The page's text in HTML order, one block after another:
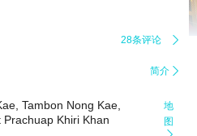
28条评论 
简介 
Tambon Nong Kae,
Khiri Khan
地
图